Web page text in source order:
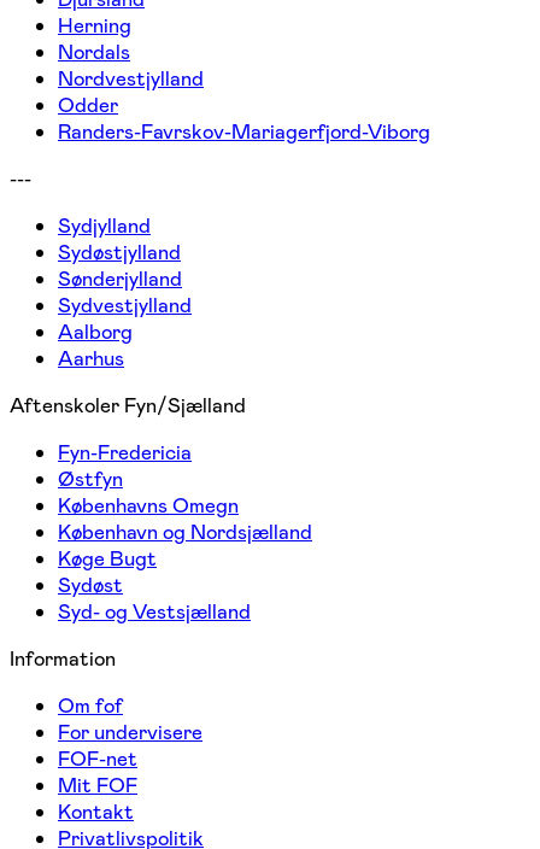
Herning
Nordals
Nordvestjylland
Odder
Randers-Favrskov-Mariagerfjord-Viborg
---
Sydjylland
Sydøstjylland
Sønderjylland
Sydvestjylland
Aalborg
Aarhus
Aftenskoler Fyn/Sjælland
Fyn-Fredericia
Østfyn
Københavns Omegn
København og Nordsjælland
Køge Bugt
Sydøst
Syd- og Vestsjælland
Information
Om fof
For undervisere
FOF-net
Mit FOF
Kontakt
Privatlivspolitik